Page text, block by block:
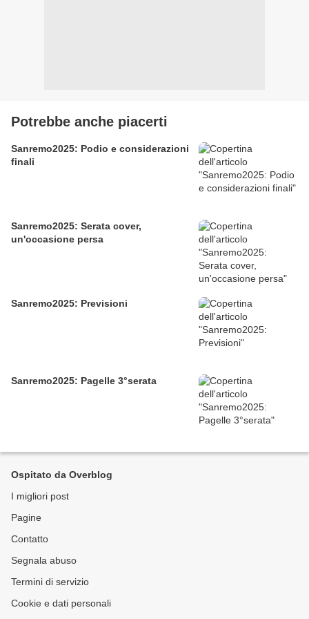
Potrebbe anche piacerti
Sanremo2025: Podio e considerazioni
finali
Sanremo2025: Serata cover,
un'occasione persa
Sanremo2025: Previsioni
Sanremo2025: Pagelle 3°serata
Ospitato da Overblog
I migliori post
Pagine
Contatto
Segnala abuso
Termini di servizio
Cookie e dati personali